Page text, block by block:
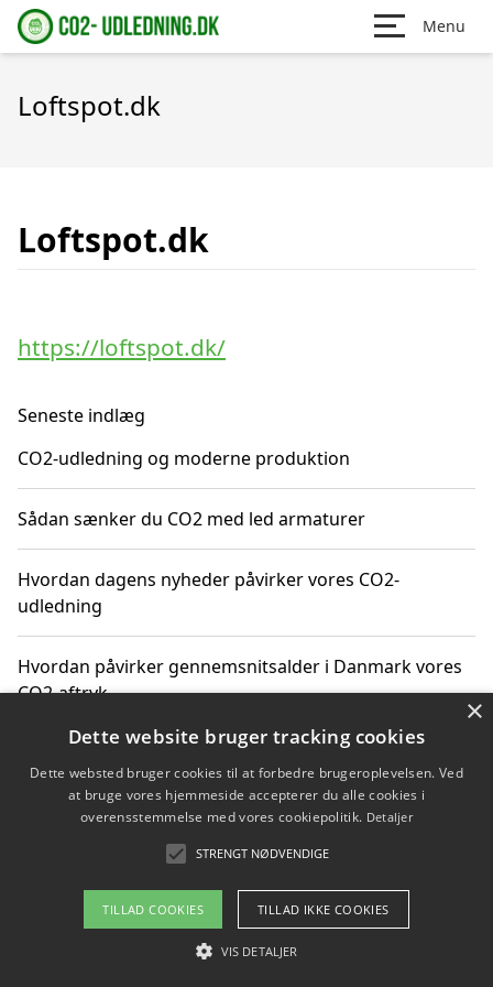
Menu
Loftspot.dk
Loftspot.dk
https://loftspot.dk/
Seneste indlæg
CO2-udledning og moderne produktion
Sådan sænker du CO2 med led armaturer
Hvordan dagens nyheder påvirker vores CO2-
udledning
Hvordan påvirker gennemsnitsalder i Danmark vores
CO2-aftryk
Hvordan nyheder om CO2-udledning påvirker vores
hverdag
Om / kontakt
Blog Betingelser
×
Dette website bruger tracking cookies
Dette websted bruger cookies til at forbedre brugeroplevelsen. Ved
at bruge vores hjemmeside accepterer du alle cookies i
overensstemmelse med vores cookiepolitik. Detaljer
STRENGT NØDVENDIGE
TILLAD COOKIES TILLAD IKKE COOKIES
VIS DETALJER